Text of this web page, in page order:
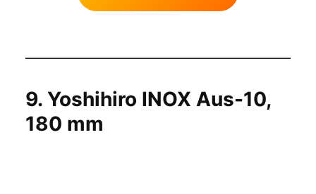
9. Yoshihiro INOX Aus-10,
180 mm